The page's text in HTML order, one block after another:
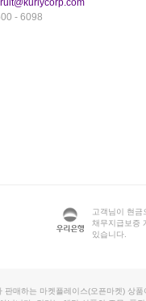
- 6098
고객님이 현금
채무지급보증
있습니다.
매하는 마켓플레이스(오픈마켓) 상품